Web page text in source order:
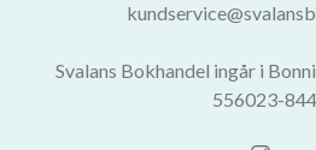
Svalans Bokhandel ingår i
556023-